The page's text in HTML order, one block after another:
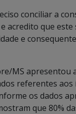
conciliar a
e acredito que
e
MS apresentou
referentes
os dados
que 80%